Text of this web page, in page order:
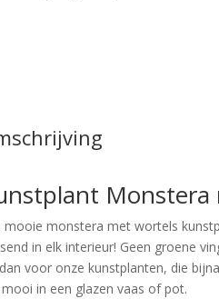
mooie monstera met wortels
in elk interieur! Geen groene
voor onze kunstplanten, die
mooi in een glazen vaas of pot.